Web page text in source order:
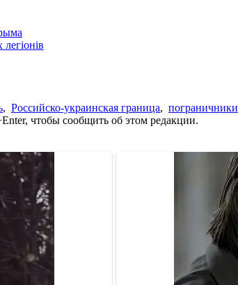
, Российско-украинская граница, пограничники
чтобы сообщить об этом редакции.